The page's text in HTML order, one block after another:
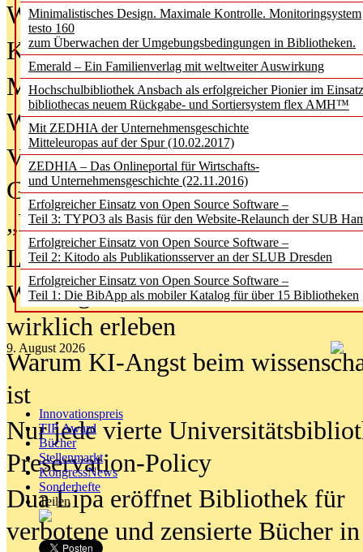
Minimalistisches Design. Maximale Kontrolle. Monitoringsystem
testo 160
zum Überwachen der Umgebungsbedingungen in Bibliotheken.
Emerald – Ein Familienverlag mit weltweiter Auswirkung
Hochschulbibliothek Ansbach als erfolgreicher Pionier im
bibliothecas neuem Rückgabe- und Sortiersystem flex AMH™
Mit ZEDHIA der Unternehmensgeschichte
Mitteleuropas auf der Spur (10.02.2017)
ZEDHIA – Das Onlineportal für Wirtschafts-
und Unternehmensgeschichte (22.11.2016)
Erfolgreicher Einsatz von Open Source Software –
Teil 3: TYPO3 als Basis für den Website-Relaunch der SUB
Erfolgreicher Einsatz von Open Source Software –
Teil 2: Kitodo als Publikationsserver an der SLUB Dresden
Erfolgreicher Einsatz von Open Source Software –
Teil 1: Die BibApp als mobiler Katalog für über 15 Bibliotheken
9. August 2026
Innovationspreis
TIP Award
Bücher
Stellenmarkt
KongressNews
Sonderhefte
Teilen
Was Hochschul­bibliotheken von
Kinder in der digitalen Welt
Metadaten als Infrastruktur
Wenn Bots katalogisieren
Von Abschlusskleidern bis
Geisterjagd-Ausrüstung in der
„Library of Things“ unterwegs
Lesen als Infrastrukturaufgabe
Wie Jugendliche Social Media
wirklich erleben
Warum KI-Angst beim
ist
Nur jede vierte
Preservation-Policy
Dua Lipa eröffnet Bibliothek für
verbotene und zensierte Bücher